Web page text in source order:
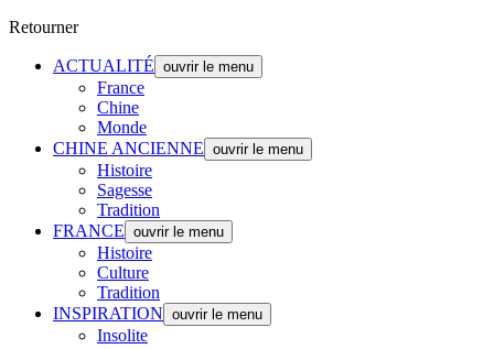
Retourner
ACTUALITÉ ouvrir le menu
France
Chine
Monde
CHINE ANCIENNE ouvrir le menu
Histoire
Sagesse
Tradition
FRANCE ouvrir le menu
Histoire
Culture
Tradition
INSPIRATION ouvrir le menu
Insolite